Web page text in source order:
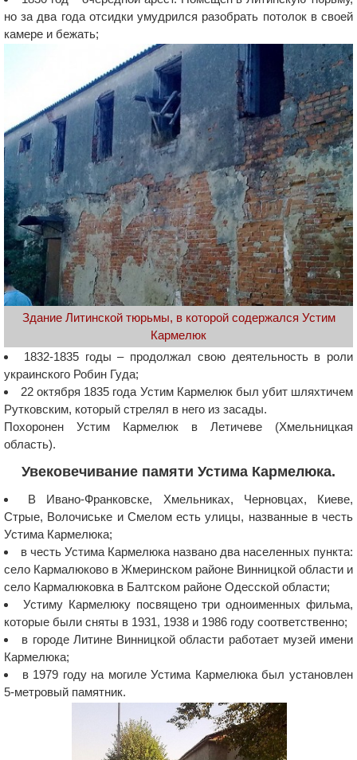
но за два года отсидки умудрился разобрать потолок в своей
камере и бежать;
Здание Литинской тюрьмы, в которой содержался Устим
Кармелюк
1832-1835 годы – продолжал свою деятельность в роли
украинского Робин Гуда;
22 октября 1835 года Устим Кармелюк был убит шляхтичем
Рутковским, который стрелял в него из засады.
Похоронен Устим Кармелюк в Летичеве (Хмельницкая
область).
Увековечивание памяти Устима Кармелюка.
В Ивано-Франковске, Хмельниках, Черновцах, Киеве,
Стрые, Волочиське и Смелом есть улицы, названные в честь
Устима Кармелюка;
в честь Устима Кармелюка названо два населенных пункта:
село Кармалюково в Жмеринском районе Винницкой области и
село Кармалюковка в Балтском районе Одесской области;
Устиму Кармелюку посвящено три одноименных фильма,
которые были сняты в 1931, 1938 и 1986 году соответственно;
в городе Литине Винницкой области работает музей имени
Кармелюка;
в 1979 году на могиле Устима Кармелюка был установлен
5-метровый памятник.